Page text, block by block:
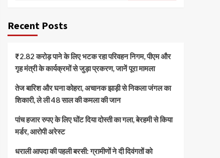
Recent Posts
₹2.82 करोड़ पाने के लिए भटक रहा परिवहन निगम, पीएम और
गृह मंत्री के कार्यक्रमों से जुड़ा प्रकरण, जानें पूरा मामला
तेज बारिश और घना कोहरा, अचानक झाड़ी से निकला जंगल का
शिकारी, ले ली 48 साल की कमला की जान
पांच हजार रुपए के लिए घोंट दिया दोस्ती का गला, बेरहमी से किया
मर्डर, आरोपी अरेस्ट
धराली आपदा की पहली बरसी: ग्रामीणों ने दी दिवंगतों को